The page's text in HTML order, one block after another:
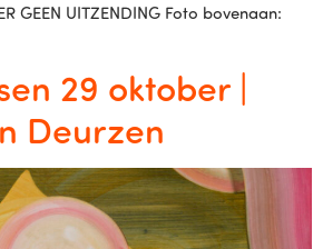
GEEN UITZENDING Foto bovenaan:
29 oktober |
Deurzen